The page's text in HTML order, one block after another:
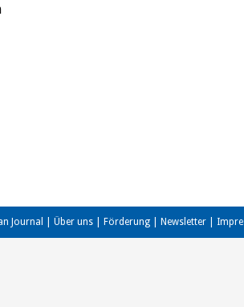
Journal | Über uns Förderung Newsletter